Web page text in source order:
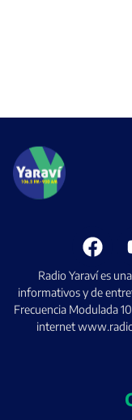
Radio Yaraví es
informativos y de
Frecuencia Modulada
internet